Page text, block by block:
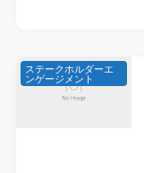
ステークホルダーエ
ンゲージメント